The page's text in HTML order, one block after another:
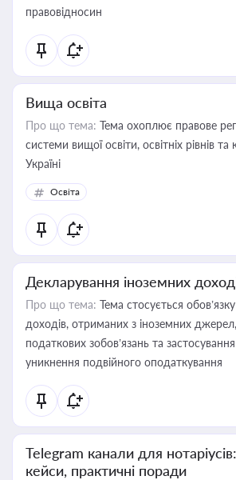
правовідносин
Вища освіта
Про що тема: Тема охоплює правове
системи вищої освіти, освітніх рівнів та
Україні
Освіта
Декларування іноземних
Про що тема: Тема стосується
доходів, отриманих з іноземних
податкових зобов’язань та
уникнення подвійного оподаткування
Telegram канали для
кейси, практичні поради